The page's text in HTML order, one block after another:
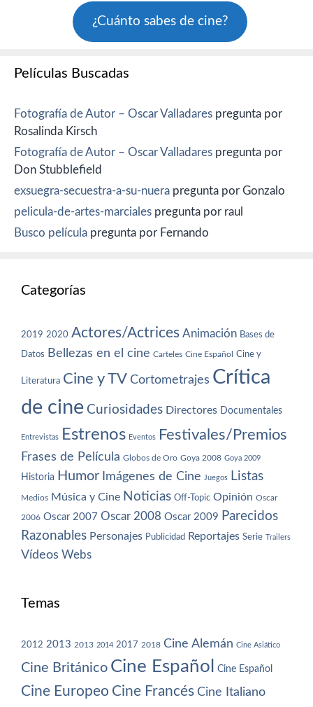
¿Cuánto sabes de cine?
Películas Buscadas
Fotografía de Autor – Oscar Valladares pregunta por
Rosalinda Kirsch
Fotografía de Autor – Oscar Valladares pregunta por
Don Stubblefield
exsuegra-secuestra-a-su-nuera pregunta por Gonzalo
pelicula-de-artes-marciales pregunta por raul
Busco película pregunta por Fernando
Categorías
2019 2020 Actores/Actrices Animación Bases de
Datos Bellezas en el cine Carteles Cine Español Cine y
Literatura Cine y TV Cortometrajes Crítica
de cine Curiosidades Directores Documentales
Entrevistas Estrenos Eventos Festivales/Premios
Frases de Película Globos de Oro Goya 2008 Goya 2009
Historia Humor Imágenes de Cine Juegos Listas
Medios Música y Cine Noticias Off-Topic Opinión Oscar
2006 Oscar 2007 Oscar 2008 Oscar 2009 Parecidos
Razonables Personajes Publicidad Reportajes Serie Trailers
Vídeos Webs
Temas
2012 2013 2013 2014 2017 2018 Cine Alemán Cine Asiático
Cine Británico Cine Español Cine Español
Cine Europeo Cine Francés Cine Italiano